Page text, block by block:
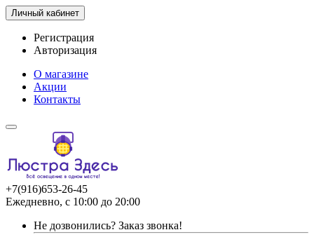
Личный кабинет
Регистрация
Авторизация
О магазине
Акции
Контакты
+7(916)653-26-45
Ежедневно, с 10:00 до 20:00
Не дозвонились? Заказ звонка!